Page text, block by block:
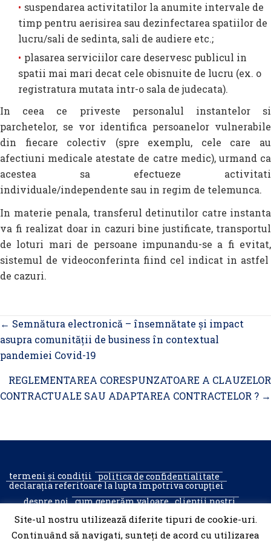
suspendarea activitatilor la anumite intervale de
timp pentru aerisirea sau dezinfectarea spatiilor de
lucru/sali de sedinta, sali de audiere etc.;
plasarea serviciilor care deservesc publicul in
spatii mai mari decat cele obisnuite de lucru (ex. o
registratura mutata intr-o sala de judecata).
In ceea ce priveste personalul instantelor si
parchetelor, se vor identifica persoanelor vulnerabile
din fiecare colectiv (spre exemplu, cele care au
afectiuni medicale atestate de catre medic), urmand ca
acestea sa efectueze activitati
individuale/independente sau in regim de telemunca.
In materie penala, transferul detinutilor catre instanta
va fi realizat doar in cazuri bine justificate, transportul
de loturi mari de persoane impunandu-se a fi evitat,
sistemul de videoconferinta fiind cel indicat in astfel
de cazuri.
Posts
navigation
← Semnătura electronică – însemnătate și impact
asupra comunității de business în contextual
pandemiei Covid-19
REGLEMENTAREA CORESPUNZATOARE A CLAUZELOR
CONTRACTUALE SAU ADAPTAREA CONTRACTELOR ? →
termeni și condiții politica de confidentialitate
declarația referitoare la lupta împotriva corupției
despre noi cum generăm valoare clienții noștri
Site-ul nostru utilizează diferite tipuri de cookie-uri.
Continuând să navigati, sunteți de acord cu utilizarea